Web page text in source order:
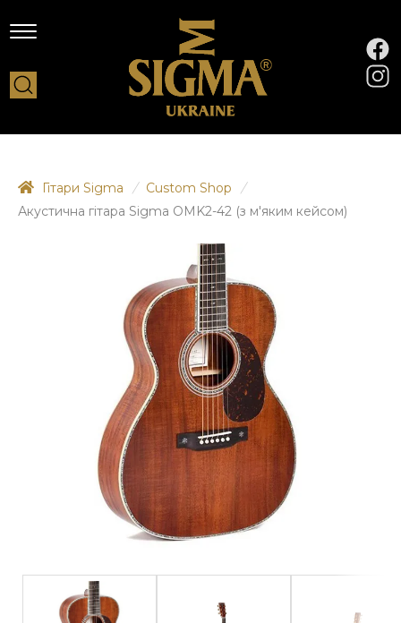
Гітари Sigma / Custom Shop
/
Акустична гітара Sigma OMK2-42 (з м'яким кейсом)